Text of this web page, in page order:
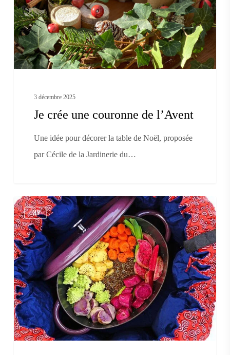
de
l’Avent
3 décembre 2025
Je crée une couronne de l’Avent
Une idée pour décorer la table de Noël, proposée
par Cécile de la Jardinerie du…
Low-
tech
:
nos
bons
plans
!
DIY